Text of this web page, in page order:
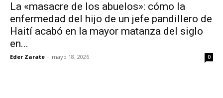
La «masacre de los abuelos»: cómo la
enfermedad del hijo de un jefe pandillero de
Haití acabó en la mayor matanza del siglo
en...
Eder Zarate - mayo 18, 2026 0